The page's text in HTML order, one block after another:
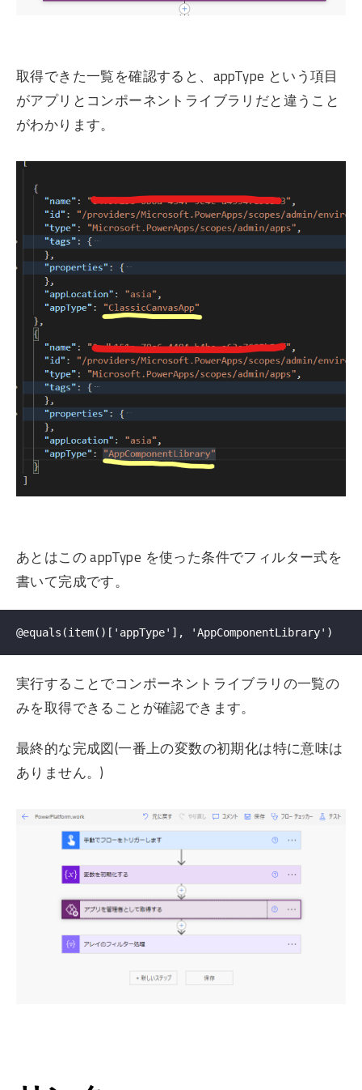
取得できた一覧を確認すると、appType という項目
がアプリとコンポーネントライブラリだと違うこと
がわかります。
あとはこの appType を使った条件でフィルター式を
書いて完成です。
実行することでコンポーネントライブラリの一覧の
みを取得できることが確認できます。
最終的な完成図(一番上の変数の初期化は特に意味は
ありません。)